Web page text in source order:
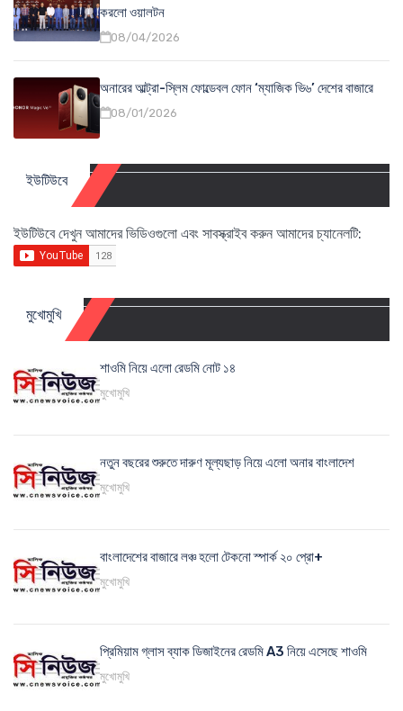
করলো ওয়ালটন
08/04/2026
অনারের আল্ট্রা-স্লিম ফোল্ডেবল ফোন ‘ম্যাজিক ভি৬’ দেশের বাজারে
08/01/2026
ইউটিউবে
ইউটিউবে দেখুন আমাদের ভিডিওগুলো এবং সাবস্ক্রাইব করুন আমাদের চ্যানেলটি:
মুখোমুখি
শাওমি নিয়ে এলো রেডমি নোট ১৪
মুখোমুখি
নতুন বছরের শুরুতে দারুণ মূল্যছাড় নিয়ে এলো অনার বাংলাদেশ
মুখোমুখি
বাংলাদেশের বাজারে লঞ্চ হলো টেকনো স্পার্ক ২০ প্রো+
মুখোমুখি
প্রিমিয়াম গ্লাস ব্যাক ডিজাইনের রেডমি A3 নিয়ে এসেছে শাওমি
মুখোমুখি